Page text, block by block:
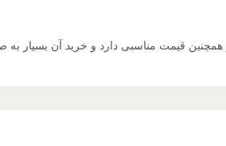
و همچنین قیمت مناسبی دارد و خرید آن بسیار